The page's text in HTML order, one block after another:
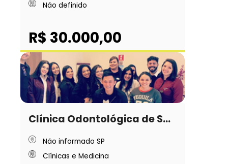
Não definido
R$ 30.000,00
Clínica Odontológica de S...
Não informado SP
Clínicas e Medicina